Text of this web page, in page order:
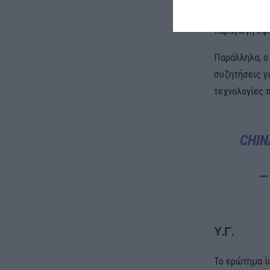
ρόλο της
παραγωγή
Παράλληλα, ο
συζητήσεις
τεχνολογίες
—
Υ.Γ.
Το ερώτημα